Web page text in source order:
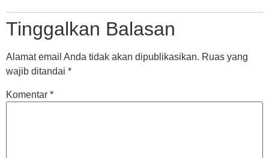
Tinggalkan Balasan
Alamat email Anda tidak akan dipublikasikan. Ruas yang
wajib ditandai *
Komentar *